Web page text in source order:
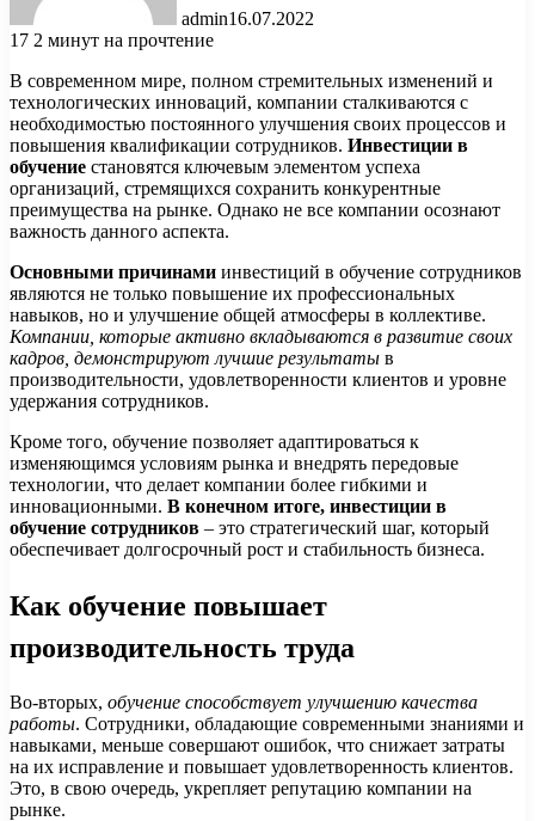
admin16.07.2022
17 2 минут на прочтение
В современном мире, полном стремительных изменений и
технологических инноваций, компании сталкиваются с
необходимостью постоянного улучшения своих процессов и
повышения квалификации сотрудников. Инвестиции в
обучение становятся ключевым элементом успеха
организаций, стремящихся сохранить конкурентные
преимущества на рынке. Однако не все компании осознают
важность данного аспекта.
Основными причинами инвестиций в обучение сотрудников
являются не только повышение их профессиональных
навыков, но и улучшение общей атмосферы в коллективе.
Компании, которые активно вкладываются в развитие своих
кадров, демонстрируют лучшие результаты в
производительности, удовлетворенности клиентов и уровне
удержания сотрудников.
Кроме того, обучение позволяет адаптироваться к
изменяющимся условиям рынка и внедрять передовые
технологии, что делает компании более гибкими и
инновационными. В конечном итоге, инвестиции в
обучение сотрудников – это стратегический шаг, который
обеспечивает долгосрочный рост и стабильность бизнеса.
Как обучение повышает
производительность труда
Во-вторых, обучение способствует улучшению качества
работы. Сотрудники, обладающие современными знаниями и
навыками, меньше совершают ошибок, что снижает затраты
на их исправление и повышает удовлетворенность клиентов.
Это, в свою очередь, укрепляет репутацию компании на
рынке.